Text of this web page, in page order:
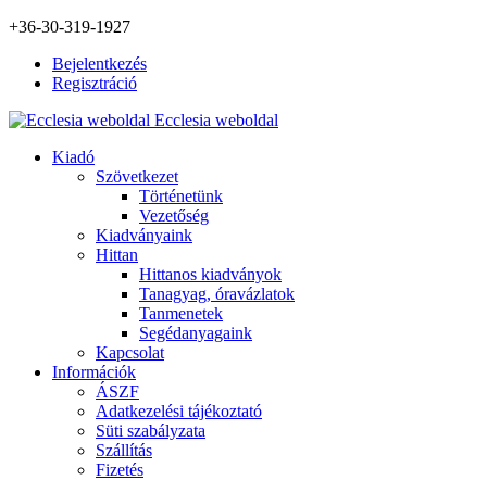
+36-30-319-1927
Bejelentkezés
Regisztráció
Ecclesia weboldal
Kiadó
Szövetkezet
Történetünk
Vezetőség
Kiadványaink
Hittan
Hittanos kiadványok
Tanagyag, óravázlatok
Tanmenetek
Segédanyagaink
Kapcsolat
Információk
ÁSZF
Adatkezelési tájékoztató
Süti szabályzata
Szállítás
Fizetés